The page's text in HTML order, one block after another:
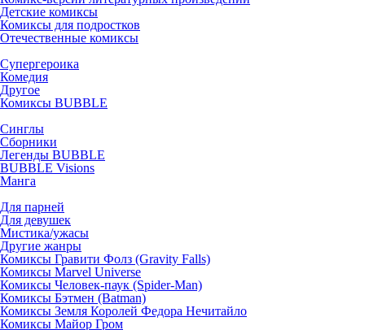
Детские комиксы
Комиксы для подростков
Отечественные комиксы
Супергероика
Комедия
Другое
Комиксы BUBBLE
Синглы
Сборники
Легенды BUBBLE
BUBBLE Visions
Манга
Для парней
Для девушек
Мистика/ужасы
Другие жанры
Комиксы Гравити Фолз (Gravity Falls)
Комиксы Marvel Universe
Комиксы Человек-паук (Spider-Man)
Комиксы Бэтмен (Batman)
Комиксы Земля Королей Федора Нечитайло
Комиксы Майор Гром